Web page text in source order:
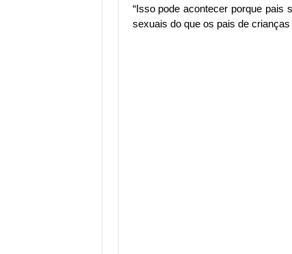
“Isso pode acontecer porque pais
sexuais do que os pais de crianças